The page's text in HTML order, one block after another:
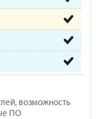
возможность
ПО